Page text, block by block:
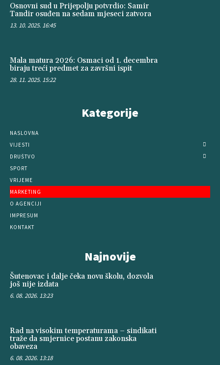
Osnovni sud u Prijepolju potvrdio: Samir
Tandir osuđen na sedam mjeseci zatvora
13. 10. 2025. 16:45
Mala matura 2026: Osmaci od 1. decembra
biraju treći predmet za završni ispit
28. 11. 2025. 15:22
Kategorije
NASLOVNA
VIJESTI
DRUŠTVO
SPORT
VRIJEME
MARKETING
O AGENCIJI
IMPRESUM
KONTAKT
Najnovije
Šutenovac i dalje čeka novu školu, dozvola
još nije izdata
6. 08. 2026. 13:23
Rad na visokim temperaturama – sindikati
traže da smjernice postanu zakonska
obaveza
6. 08. 2026. 13:18